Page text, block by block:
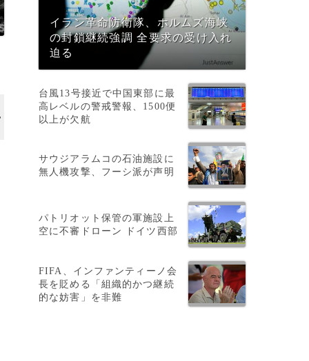
イラン革命防衛隊、ホルムズ海峡
の封鎖継続強調 全要求の受け入れ
迫る
台風13号接近で中国東部に最
高レベルの警戒警報、1500便
以上が欠航
サウジアラムコの石油施設に
無人機攻撃、フーシ派が声明
パトリオット保管の軍施設上
空に不審ドローン ドイツ西部
FIFA、インファンティーノ会
長を貶める「組織的かつ継続
的な妨害」を非難